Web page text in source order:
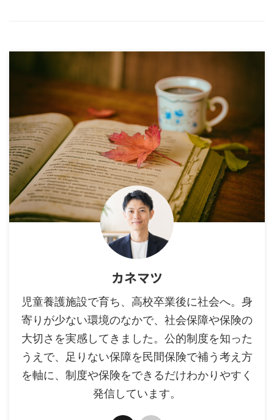
カネマツ
児童養護施設で育ち、高校卒業後に社会へ。身
寄りが少ない環境のなかで、社会保障や保険の
大切さを実感してきました。公的制度を知った
うえで、足りない保障を民間保険で補う考え方
を軸に、制度や保険をできるだけわかりやすく
発信しています。